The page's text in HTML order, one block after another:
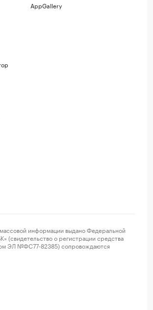
AppGallery
информации выдано Федеральной
(свидетельство о регистрации средства
ЭЛ №ФС77-82385) сопровождаются